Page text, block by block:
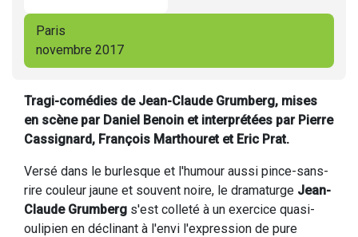
Paris
novembre 2017
Tragi-comédies de Jean-Claude Grumberg, mises
en scène par Daniel Benoin et interprétées par Pierre
Cassignard, François Marthouret et Eric Prat.
Versé dans le burlesque et l'humour aussi pince-sans-
rire couleur jaune et souvent noire, le dramaturge Jean-
Claude Grumberg s'est colleté à un exercice quasi-
oulipien en déclinant à l'envi l'expression de pure